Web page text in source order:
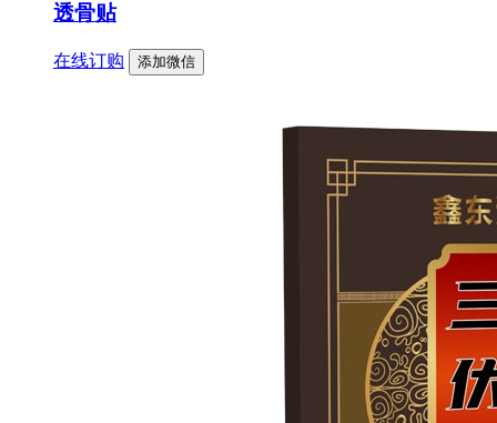
透骨贴
在线订购 添加微信